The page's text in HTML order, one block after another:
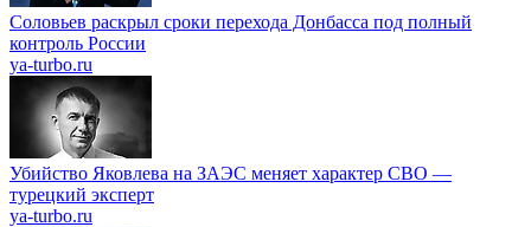
Соловьев раскрыл сроки перехода Донбасса под полный
контроль России
ya-turbo.ru
Убийство Яковлева на ЗАЭС меняет характер СВО —
турецкий эксперт
ya-turbo.ru